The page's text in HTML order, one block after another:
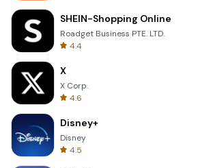
SHEIN-Shopping Online
Roadget Business PTE. LTD.
4.4
X
X Corp.
4.6
Disney+
Disney
4.5